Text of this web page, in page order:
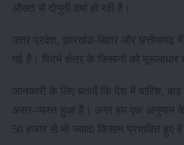
औसत से दोगुनी वर्षा हो रही है।
उत्तर प्रदेश, झारखंड-बिहार और छत्तीसगढ़ में
गई है। विदर्भ क्षेत्र के किसानों को मूसलाधार
जानकारी के लिए बतादें कि देश में
अस्त-व्यस्त हुआ है। अगर हम एक अनुमान
50 हजार से भी ज्यादा किसान प्रभावित हुए हैं।